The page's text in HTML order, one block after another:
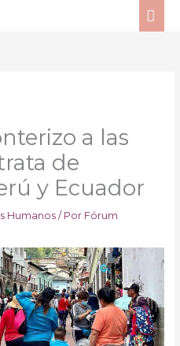
a las
de
y Ecuador
Humanos/ Por Fórum